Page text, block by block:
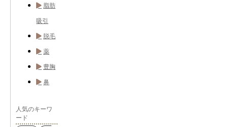
脂肪
吸引
脱毛
薬
豊胸
鼻
人気のキーワ
ード